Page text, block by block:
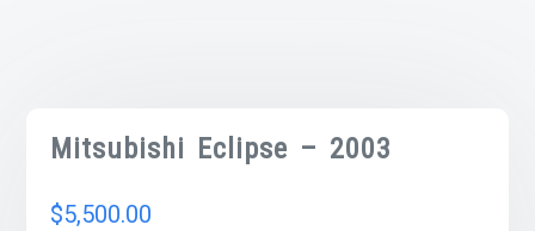
Mitsubishi Eclipse – 2003
$5,500.00